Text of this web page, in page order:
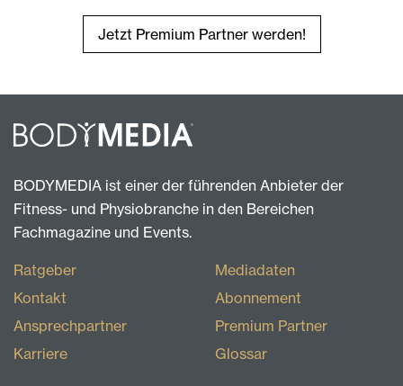
Jetzt Premium Partner werden!
BODYMEDIA ist einer der führenden Anbieter der
Fitness- und Physiobranche in den Bereichen
Fachmagazine und Events.
Ratgeber
Kontakt
Ansprechpartner
Karriere
Mediadaten
Abonnement
Premium Partner
Glossar